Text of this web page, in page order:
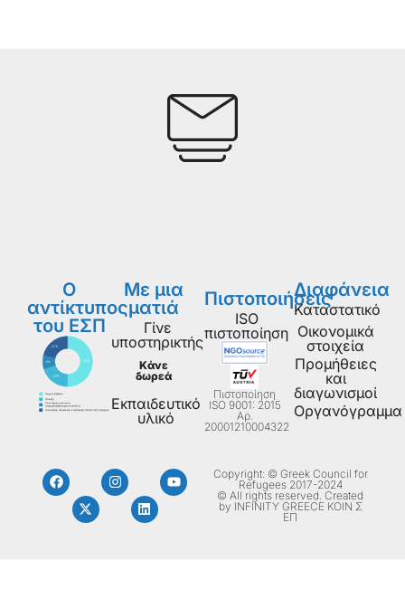
Ο
αντίκτυπος
του ΕΣΠ
Με μια
ματιά
Γίνε
υποστηρικτής
Κάνε
δωρεά
Εκπαιδευτικό
υλικό
Πιστοποιήσεις
ISO
πιστοποίηση
Πιστοποίηση
ISO 9001: 2015
Aρ.
20001210004322
Διαφάνεια
Καταστατικό
Οικονομικά
στοιχεία
Προμήθειες
και
διαγωνισμοί
Οργανόγραμμα
Copyright: © Greek Council for
Refugees 2017-2024
© All rights reserved. Created
by INFINITY GREECE ΚΟΙΝ Σ
ΕΠ